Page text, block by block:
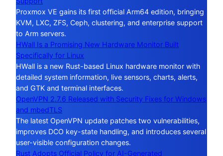
Proxmox VE gains its first official Arm64 edition, bringing
KVM, LXC, ZFS, Ceph, clustering, and enterprise support
to Arm servers.
HWall Is a Promising New Hardware Monitor Built
Specifically for Linux
HWall is a new Rust-based Linux hardware monitor with
detailed system information, live sensors, charts, alerts,
and GTK and terminal interfaces.
OpenVPN 2.7.6 Released with Security Fixes for Windows
and mbedTLS
The latest OpenVPN update patches two vulnerabilities,
improves DCO key-state handling, and introduces several
user-visible configuration changes.
Rust Adopts Official Policy for AI-Generated